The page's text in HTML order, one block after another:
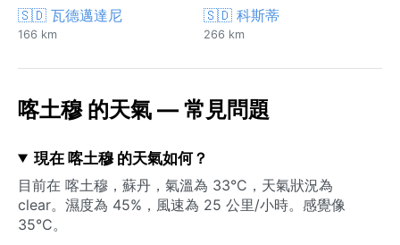
🇸🇩 瓦德邁達尼
166 km
🇸🇩 科斯蒂
266 km
喀土穆 的天氣 — 常見問題
現在 喀土穆 的天氣如何？
目前在 喀土穆，蘇丹，氣溫為 33°C，天氣狀況為
clear。濕度為 45%，風速為 25 公里/小時。感覺像
35°C。